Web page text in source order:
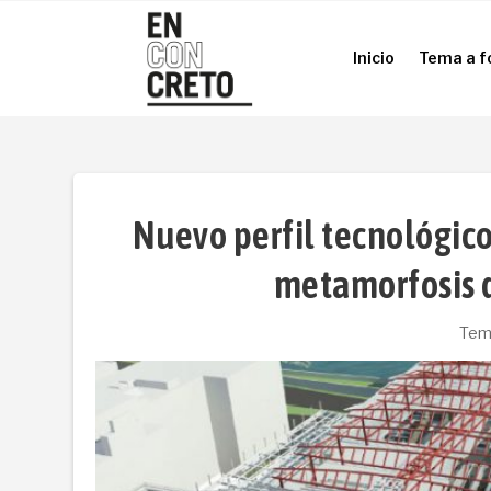
Inicio Tema a
Inicio Tema a
Nuevo perfil
metamorfosis